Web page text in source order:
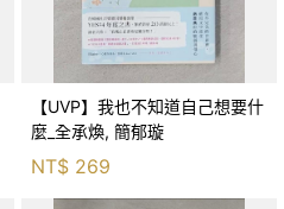
【UVP】我也不知道自己想要什
麼_全承煥, 簡郁璇
NT$ 269